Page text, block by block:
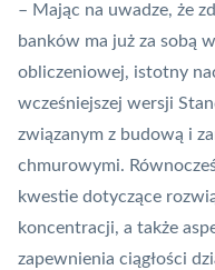
– Mając na uwadze, że
banków ma już za sobą
obliczeniowej, istotny
wcześniejszej wersji
związanym z budową i
chmurowymi.
kwestie dotyczące
koncentracji, a także
zapewnienia ciągłości